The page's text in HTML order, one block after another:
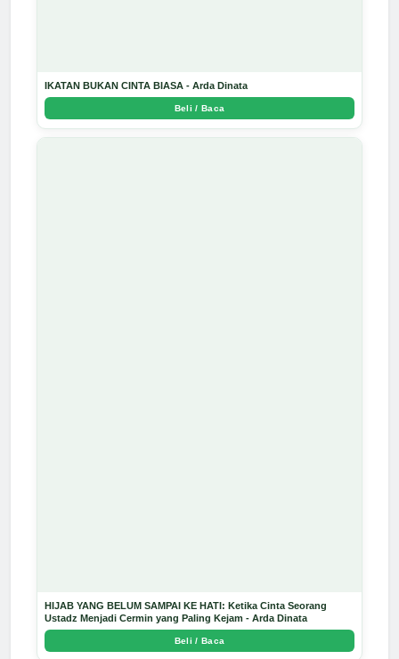
IKATAN BUKAN CINTA BIASA - Arda Dinata
Beli / Baca
HIJAB YANG BELUM SAMPAI KE HATI: Ketika Cinta Seorang
Ustadz Menjadi Cermin yang Paling Kejam - Arda Dinata
Beli / Baca